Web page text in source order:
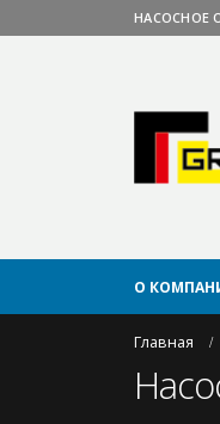
НАСОСНОЕ
О
Главная